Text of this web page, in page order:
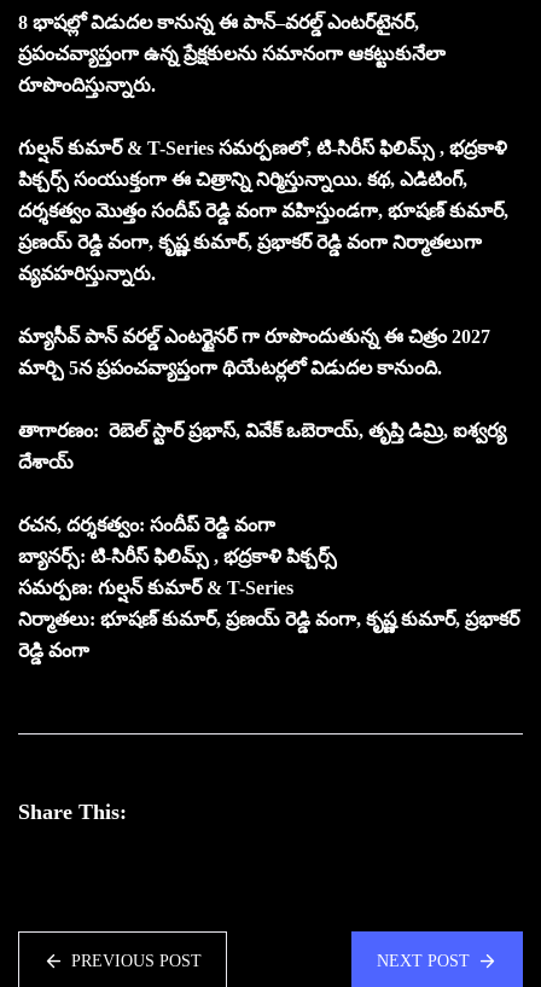
8 భాషల్లో విడుదల కానున్న ఈ పాన్–వరల్డ్ ఎంటర్‌టైనర్,
ప్రపంచవ్యాప్తంగా ఉన్న ప్రేక్షకులను సమానంగా ఆకట్టుకునేలా
రూపొందిస్తున్నారు.
గుల్షన్ కుమార్ & T-Series సమర్పణలో, టి-సిరీస్ ఫిలిమ్స్ , భద్రకాళి
పిక్చర్స్ సంయుక్తంగా ఈ చిత్రాన్ని నిర్మిస్తున్నాయి. కథ, ఎడిటింగ్,
దర్శకత్వం మొత్తం సందీప్ రెడ్డి వంగా వహిస్తుండగా, భూషణ్ కుమార్,
ప్రణయ్ రెడ్డి వంగా, కృష్ణ కుమార్, ప్రభాకర్ రెడ్డి వంగా నిర్మాతలుగా
వ్యవహరిస్తున్నారు.
మ్యాసీవ్ పాన్ వరల్డ్ ఎంటర్టైనర్ గా రూపొందుతున్న ఈ చిత్రం 2027
మార్చి 5న ప్రపంచవ్యాప్తంగా థియేటర్లలో విడుదల కానుంది.
తాగారణం: రెబెల్ స్టార్ ప్రభాస్, వివేక్ ఒబెరాయ్, తృప్తి డిమ్రి, ఐశ్వర్య
దేశాయ్‌
రచన, దర్శకత్వం: సందీప్ రెడ్డి వంగా
బ్యానర్స్: టి-సిరీస్ ఫిలిమ్స్ , భద్రకాళి పిక్చర్స్
సమర్పణ: గుల్షన్ కుమార్ & T-Series
నిర్మాతలు: భూషణ్ కుమార్, ప్రణయ్ రెడ్డి వంగా, కృష్ణ కుమార్, ప్రభాకర్
రెడ్డి వంగా
Share This:
PREVIOUS POST NEXT POST